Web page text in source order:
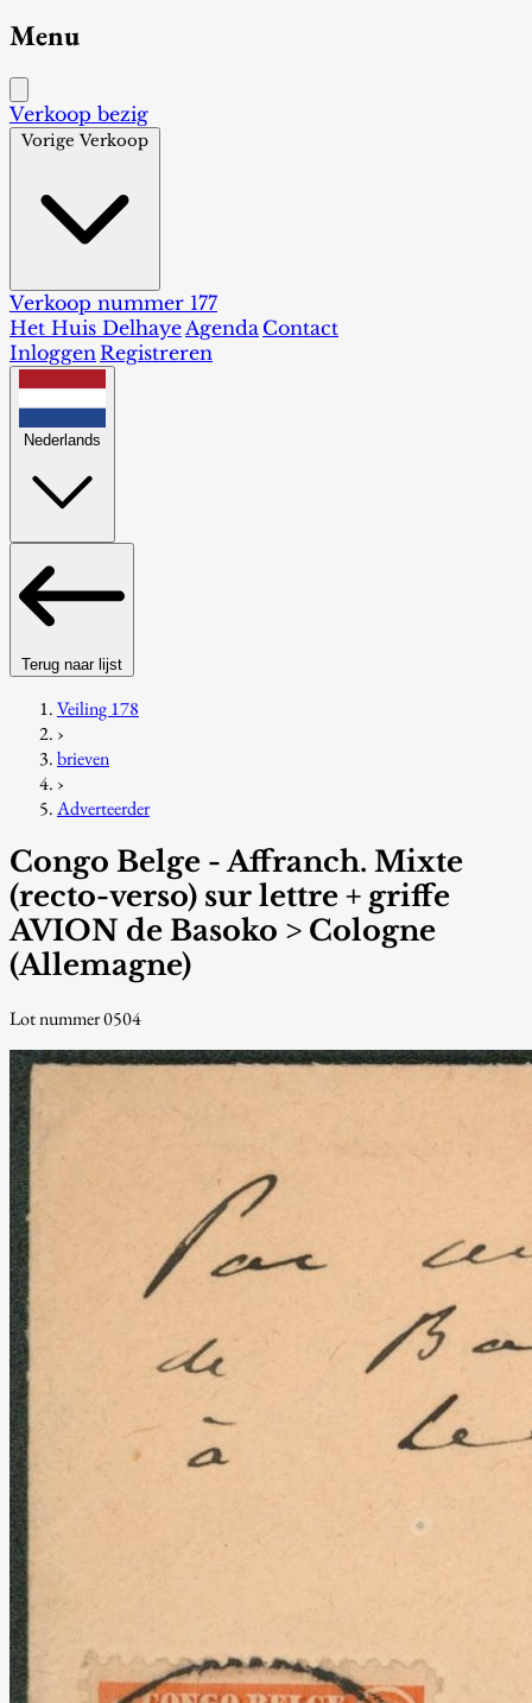
Menu
Verkoop bezig
Vorige Verkoop
Verkoop nummer 177
Het Huis DelhayeAgenda Contact
InloggenRegistreren
Nederlands
Terug naar lijst
Veiling 178
›
brieven
›
Adverteerder
Congo Belge - Affranch. Mixte
(recto-verso) sur lettre + griffe
AVION de Basoko > Cologne
(Allemagne)
Lot nummer 0504